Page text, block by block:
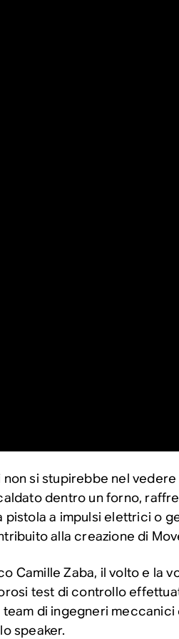
non si stupirebbe nel
dentro un forno,
pistola a impulsi elettrici o
alla creazione di
Camille Zaba, il volto e la
test di controllo
team di ingegneri meccanici
speaker.